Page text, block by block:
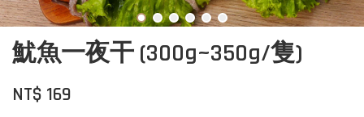
魷魚一夜干 (300g~350g/隻)
NT$ 169